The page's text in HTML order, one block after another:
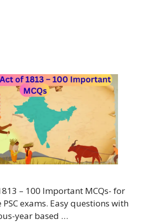
– 100 Important MCQs- for
PSC exams. Easy questions with
year based …